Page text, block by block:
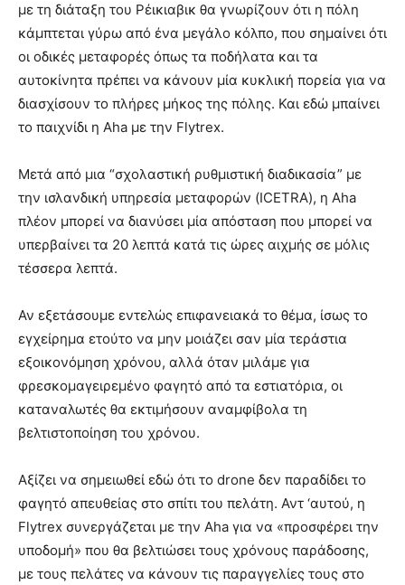
με τη διάταξη του Ρέικιαβικ θα γνωρίζουν ότι η πόλη
κάμπτεται γύρω από ένα μεγάλο κόλπο, που σημαίνει ότι
οι οδικές μεταφορές όπως τα ποδήλατα και τα
αυτοκίνητα πρέπει να κάνουν μία κυκλική πορεία για να
διασχίσουν το πλήρες μήκος της πόλης. Και εδώ μπαίνει
το παιχνίδι η Aha με την Flytrex.
Μετά από μια “σχολαστική ρυθμιστική διαδικασία” με
την ισλανδική υπηρεσία μεταφορών (ICETRA), η Aha
πλέον μπορεί να διανύσει μία απόσταση που μπορεί να
υπερβαίνει τα 20 λεπτά κατά τις ώρες αιχμής σε μόλις
τέσσερα λεπτά.
Αν εξετάσουμε εντελώς επιφανειακά το θέμα, ίσως το
εγχείρημα ετούτο να μην μοιάζει σαν μία τεράστια
εξοικονόμηση χρόνου, αλλά όταν μιλάμε για
φρεσκομαγειρεμένο φαγητό από τα εστιατόρια, οι
καταναλωτές θα εκτιμήσουν αναμφίβολα τη
βελτιστοποίηση του χρόνου.
Αξίζει να σημειωθεί εδώ ότι το drone δεν παραδίδει το
φαγητό απευθείας στο σπίτι του πελάτη. Αντ ‘αυτού, η
Flytrex συνεργάζεται με την Aha για να «προσφέρει την
υποδομή» που θα βελτιώσει τους χρόνους παράδοσης,
με τους πελάτες να κάνουν τις παραγγελίες τους στο